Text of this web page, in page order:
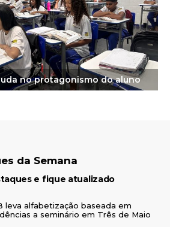
no protagonismo do aluno
da Semana
e fique atualizado
leva alfabetização baseada em
a seminário em Três de Maio